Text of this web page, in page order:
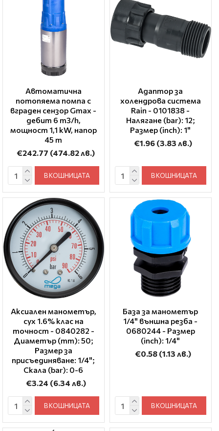
Автоматична
потопяема помпа с
вграден сензор Gmax -
дебит 6 m3/h,
мощност 1,1 kW, напор
45 m
€242.77 (474.82 лв.)
В КОШНИЦАТА
Адаптор за
холендрова система
Rain - 0101838 -
Налягане (bar): 12;
Размер (inch): 1"
€1.96 (3.83 лв.)
В КОШНИЦАТА
Аксиален манометър,
сух 1.6% клас на
точност - 0840282 -
Диаметър (mm): 50;
Размер за
присъединяване: 1/4";
Скала (bar): 0-6
€3.24 (6.34 лв.)
В КОШНИЦАТА
База за манометър
1/4" външна резба -
0680244 - Размер
(inch): 1/4"
€0.58 (1.13 лв.)
В КОШНИЦАТА